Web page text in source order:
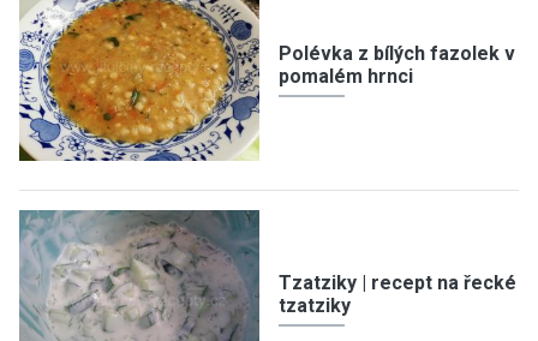
Polévka z bílých fazolek v
pomalém hrnci
Tzatziky | recept na řecké
tzatziky